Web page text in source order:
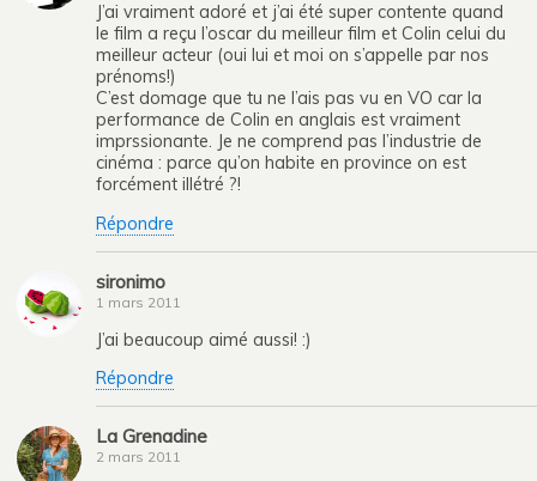
J’ai vraiment adoré et j’ai été super contente quand
le film a reçu l’oscar du meilleur film et Colin celui du
meilleur acteur (oui lui et moi on s’appelle par nos
prénoms!)
C’est domage que tu ne l’ais pas vu en VO car la
performance de Colin en anglais est vraiment
imprssionante. Je ne comprend pas l’industrie de
cinéma : parce qu’on habite en province on est
forcément illétré ?!
Répondre
sironimo
1 mars 2011
J’ai beaucoup aimé aussi! :)
Répondre
La Grenadine
2 mars 2011